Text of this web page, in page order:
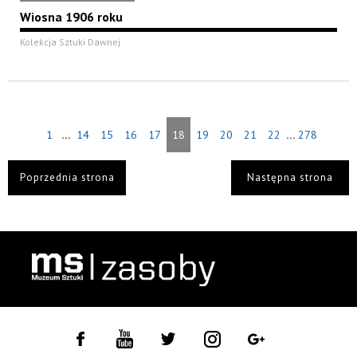
Wiosna 1906 roku
Kolekcja Sztuki Dawnej
1 ... 14 15 16 17 18 19 20 21 22 ... 278
Poprzednia strona Następna strona